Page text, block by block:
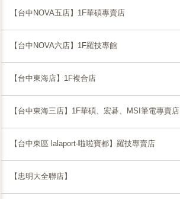
【台中NOVA五店】1F華碩專賣店
【台中NOVA六店】1F羅技專館
【台中東海店】1F複合店
【台中東海三店】1F華碩、宏碁、MSI筆電專賣店
【台中東區 lalaport-啦啦寶都】羅技專賣店
【忠明大全聯店】